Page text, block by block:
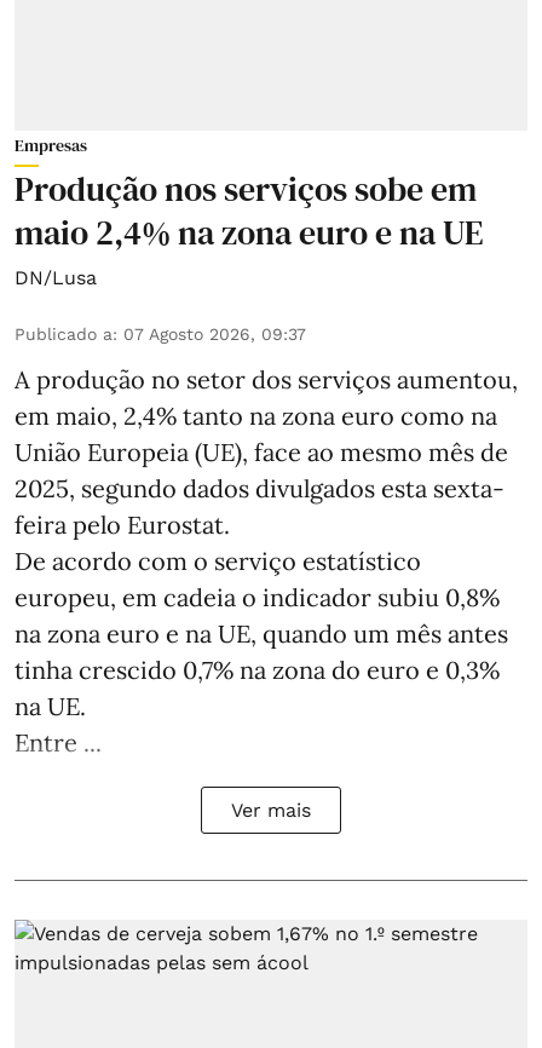
Empresas
Produção nos serviços sobe em
maio 2,4% na zona euro e na UE
DN/Lusa
Publicado a: 07 Agosto 2026, 09:37
A produção no setor dos serviços aumentou,
em maio, 2,4% tanto na zona euro como na
União Europeia (UE), face ao mesmo mês de
2025, segundo dados divulgados esta sexta-
feira pelo Eurostat.
De acordo com o serviço estatístico
europeu, em cadeia o indicador subiu 0,8%
na zona euro e na UE, quando um mês antes
tinha crescido 0,7% na zona do euro e 0,3%
na UE.
Entre ...
Ver mais